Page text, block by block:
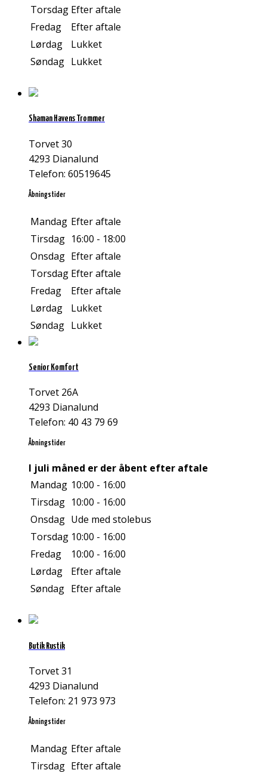
Torsdag Efter aftale
Fredag
Efter aftale
Lørdag
Lukket
Søndag Lukket
Shaman Havens Trommer
Torvet 30
4293 Dianalund
Telefon: 60519645
Åbningstider
Mandag Efter aftale
Tirsdag 16:00 - 18:00
Onsdag Efter aftale
Torsdag Efter aftale
Fredag
Efter aftale
Lørdag
Lukket
Søndag Lukket
Senior Komfort
Torvet 26A
4293 Dianalund
Telefon: 40 43 79 69
Åbningstider
I juli måned er der åbent efter aftale
Mandag 10:00 - 16:00
Tirsdag 10:00 - 16:00
Onsdag Ude med stolebus
Torsdag 10:00 - 16:00
Fredag
10:00 - 16:00
Lørdag
Efter aftale
Søndag Efter aftale
Butik Rustik
Torvet 31
4293 Dianalund
Telefon: 21 973 973
Åbningstider
Mandag Efter aftale
Tirsdag Efter aftale